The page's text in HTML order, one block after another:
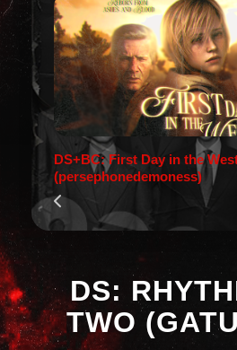
DS+BC: First Day in the
(persephonedemoness)
DS:
TWO